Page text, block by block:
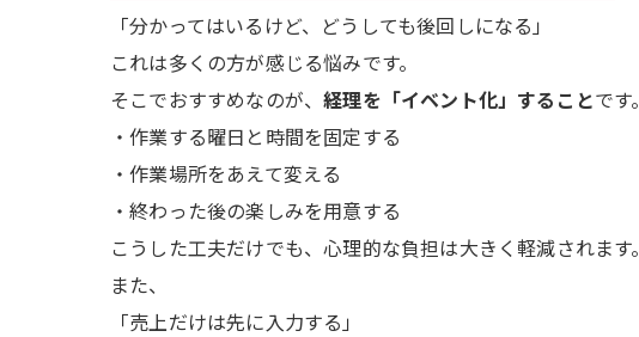
「分かってはいるけど、どうしても後回しになる」
これは多くの方が感じる悩みです。
そこでおすすめなのが、経理を「イベント化」することです。
・作業する曜日と時間を固定する
・作業場所をあえて変える
・終わった後の楽しみを用意する
こうした工夫だけでも、心理的な負担は大きく軽減されます。
また、
「売上だけは先に入力する」